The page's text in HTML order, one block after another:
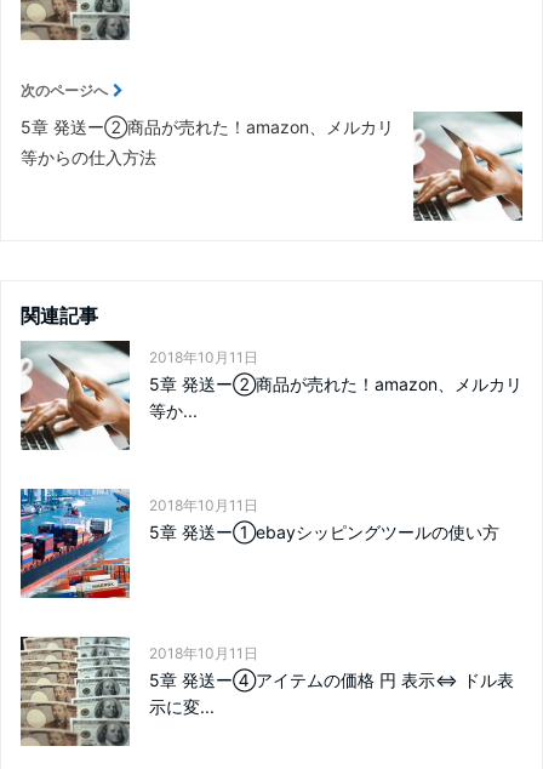
次のページへ
5章 発送ー②商品が売れた！amazon、メルカリ
等からの仕入方法
関連記事
2018年10月11日
5章 発送ー②商品が売れた！amazon、メルカリ
等か...
2018年10月11日
5章 発送ー①ebayシッピングツールの使い方
2018年10月11日
5章 発送ー④アイテムの価格 円 表示⇔ ドル表
示に変...